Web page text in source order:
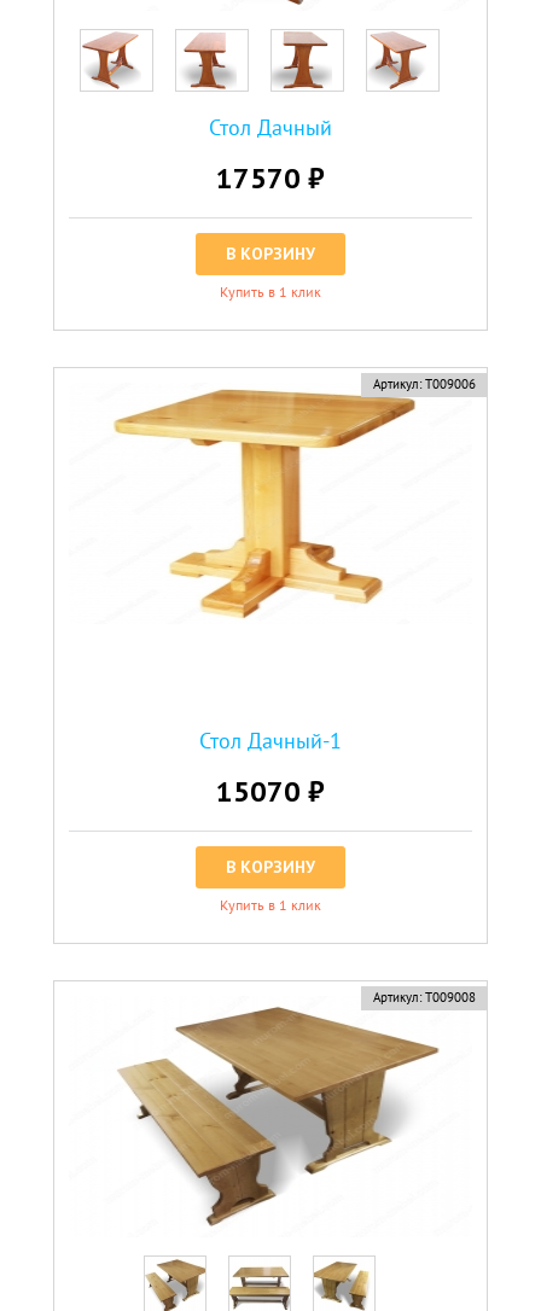
Стол Дачный
17570 ₽
В КОРЗИНУ
Купить в 1 клик
Артикул: Т009006
Стол Дачный-1
15070 ₽
В КОРЗИНУ
Купить в 1 клик
Артикул: Т009008